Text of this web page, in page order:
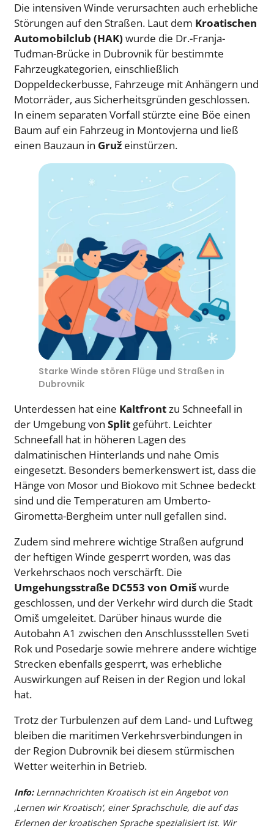
Die intensiven Winde verursachten auch erhebliche
Störungen auf den Straßen. Laut dem Kroatischen
Automobilclub (HAK) wurde die Dr.-Franja-
Tuđman-Brücke in Dubrovnik für bestimmte
Fahrzeugkategorien, einschließlich
Doppeldeckerbusse, Fahrzeuge mit Anhängern und
Motorräder, aus Sicherheitsgründen geschlossen.
In einem separaten Vorfall stürzte eine Böe einen
Baum auf ein Fahrzeug in Montovjerna und ließ
einen Bauzaun in Gruž einstürzen.
Starke Winde stören Flüge und Straßen in
Dubrovnik
Unterdessen hat eine Kaltfront zu Schneefall in
der Umgebung von Split geführt. Leichter
Schneefall hat in höheren Lagen des
dalmatinischen Hinterlands und nahe Omis
eingesetzt. Besonders bemerkenswert ist, dass die
Hänge von Mosor und Biokovo mit Schnee bedeckt
sind und die Temperaturen am Umberto-
Girometta-Bergheim unter null gefallen sind.
Zudem sind mehrere wichtige Straßen aufgrund
der heftigen Winde gesperrt worden, was das
Verkehrschaos noch verschärft. Die
Umgehungsstraße DC553 von Omišwurde
geschlossen, und der Verkehr wird durch die Stadt
Omiš umgeleitet. Darüber hinaus wurde die
Autobahn A1 zwischen den Anschlussstellen Sveti
Rok und Posedarje sowie mehrere andere wichtige
Strecken ebenfalls gesperrt, was erhebliche
Auswirkungen auf Reisen in der Region und lokal
hat.
Trotz der Turbulenzen auf dem Land- und Luftweg
bleiben die maritimen Verkehrsverbindungen in
der Region Dubrovnik bei diesem stürmischen
Wetter weiterhin in Betrieb.
Info: Lernnachrichten Kroatisch ist ein Angebot von
‚Lernen wir Kroatisch‘, einer Sprachschule, die auf das
Erlernen der kroatischen Sprache spezialisiert ist. Wir